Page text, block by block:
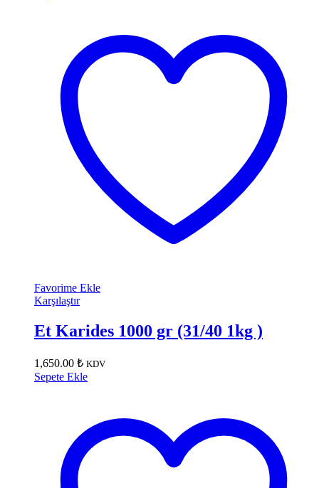
Favorime Ekle
Karşılaştır
Et Karides 1000 gr (31/40 1kg )
1,650.00 ₺ KDV
Sepete Ekle